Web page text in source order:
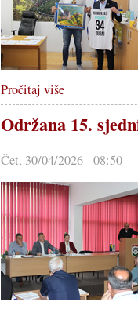
Pročitaj više
Održana 15.
Čet, 30/04/2026 - 08:50